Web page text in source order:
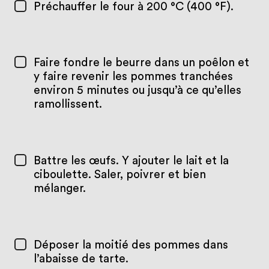
Préchauffer le four à 200 °C (400 °F).
Faire fondre le beurre dans un poêlon et
y faire revenir les pommes tranchées
environ 5 minutes ou jusqu’à ce qu’elles
ramollissent.
Battre les œufs. Y ajouter le lait et la
ciboulette. Saler, poivrer et bien
mélanger.
Déposer la moitié des pommes dans
l’abaisse de tarte.